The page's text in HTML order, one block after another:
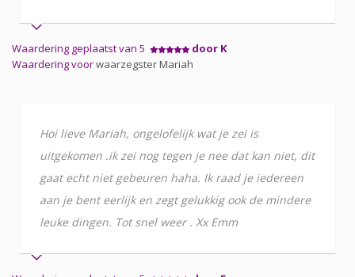
Waardering geplaatst van 5
door K
Waardering voorwaarzegster Mariah
Hoi lieve Mariah, ongelofelijk wat je zei is
uitgekomen .ik zei nog tegen je nee dat kan niet, dit
gaat echt niet gebeuren haha. Ik raad je iedereen
aan je bent eerlijk en zegt gelukkig ook de mindere
leuke dingen. Tot snel weer . Xx Emm